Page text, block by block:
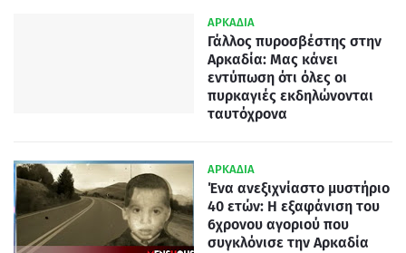
ΑΡΚΑΔΙΑ
Γάλλος πυροσβέστης στην
Αρκαδία: Μας κάνει
εντύπωση ότι όλες οι
πυρκαγιές εκδηλώνονται
ταυτόχρονα
ΑΡΚΑΔΙΑ
Ένα ανεξιχνίαστο μυστήριο
40 ετών: Η εξαφάνιση του
6χρονου αγοριού που
συγκλόνισε την Αρκαδία